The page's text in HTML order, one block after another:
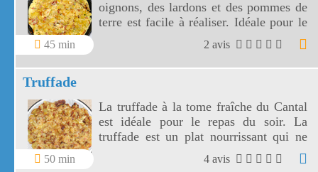
45 min
oignons, des lardons et des pommes de
terre est facile à réaliser. Idéale pour le
dîner, cette omelette à l'ancienne sera
accompagnée d'une salade verte.
2 avis
Truffade
50 min
La truffade à la tome fraîche du Cantal
est idéale pour le repas du soir. La
truffade est un plat nourrissant qui ne
demande qu'une petite salade pour
4 avis